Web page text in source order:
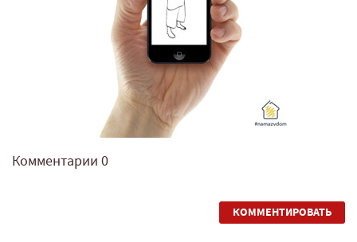
Комментарии 0
КОММЕНТИРОВАТЬ